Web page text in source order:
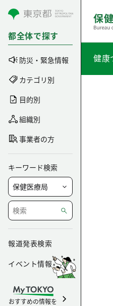
コンテンツにスキップ
都全体で探す
防災・緊急情報
カテゴリ別
目的別
組織別
事業者の方
キーワード検索
報道発表検索
イベント情報
おすすめの情報を
健康